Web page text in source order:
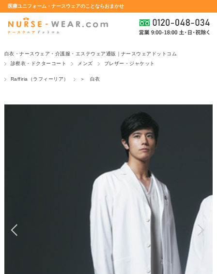
医療ユニフォーム・ナースウェアのことならおまかせ
白衣・ナースウェア・介護服・エステウェア通販｜ナースウェアドットコム
診察衣・ドクターコート
メンズ ブレザー・ジャケット
Raffiria（ラフィーリア） ＞ 白衣